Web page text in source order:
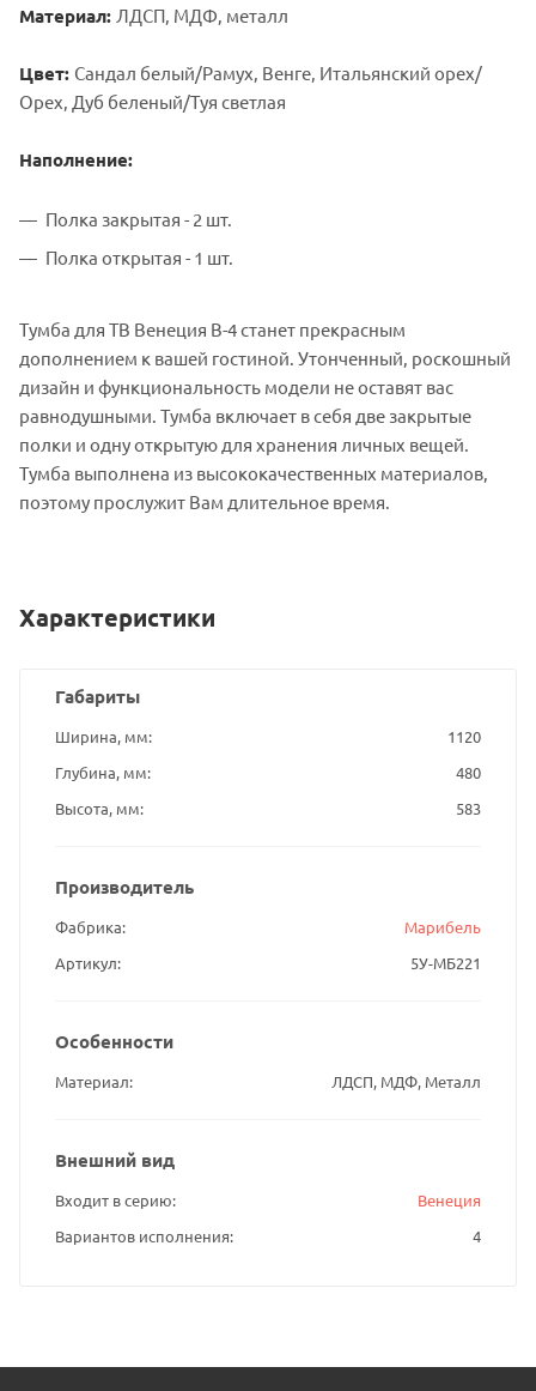
Материал: ЛДСП, МДФ, металл
Цвет: Сандал белый/Рамух, Венге, Итальянский орех/
Орех, Дуб беленый/Туя светлая
Наполнение:
Полка закрытая - 2 шт.
Полка открытая - 1 шт.
Тумба для ТВ Венеция В-4 станет прекрасным
дополнением к вашей гостиной. Утонченный, роскошный
дизайн и функциональность модели не оставят вас
равнодушными. Тумба включает в себя две закрытые
полки и одну открытую для хранения личных вещей.
Тумба выполнена из высококачественных материалов,
поэтому прослужит Вам длительное время.
Характеристики
Габариты
Ширина, мм
1120
Глубина, мм
480
Высота, мм
583
Производитель
Фабрика
Марибель
Артикул
5У-МБ221
Особенности
Материал ЛДСП, МДФ, Металл
Внешний вид
Входит в серию
Венеция
Вариантов исполнения
4